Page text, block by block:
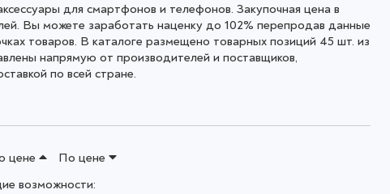
для смартфонов и телефонов. Закупочная цена в
Вы можете заработать наценку до 102% перепродав данные
товаров. В каталоге размещено товарных позиций 45 шт. из
напрямую от производителей и поставщиков,
по всей стране.
цене
По цене
возможности: